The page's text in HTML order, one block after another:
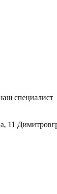
специалист
11